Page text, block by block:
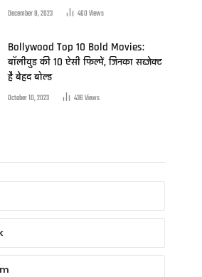
December 8, 2023 460Views
Bollywood Top 10 Bold Movies:
बॉलीवुड की 10 ऐसी फिल्में, जिनका सब्जेक्ट
है बेहद बोल्ड
October 10, 2023 436Views